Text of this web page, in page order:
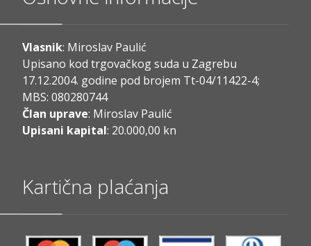
Vlasnik: Miroslav Paulić
Upisano kod trgovačkog suda u Zagrebu
17.12.2004. godine pod brojem Tt-04/11422-4;
MBS: 080280744
Član uprave: Miroslav Paulić
Upisani kapital: 20.000,00 kn
Kartična plaćanja